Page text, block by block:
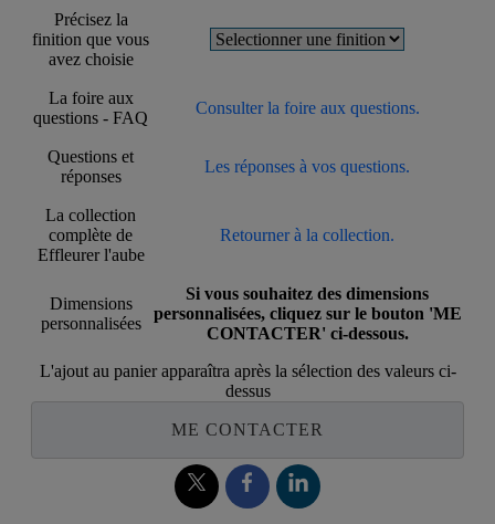
Précisez la
finition que vous
avez choisie
La foire aux
questions - FAQ
Consulter la foire aux questions.
Questions et
réponses
Les réponses à vos questions.
La collection
complète de
Effleurer l'aube
Retourner à la collection.
Dimensions
personnalisées
Si vous souhaitez des dimensions
personnalisées, cliquez sur le bouton 'ME
CONTACTER' ci-dessous.
L'ajout au panier apparaîtra après la sélection des valeurs ci-
dessus
ME CONTACTER